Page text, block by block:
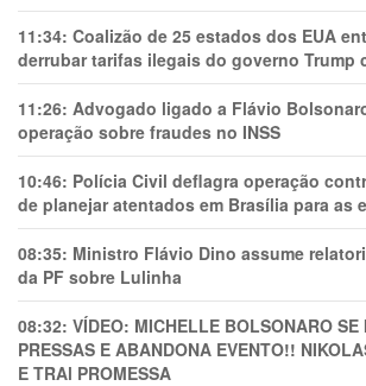
11:34: Coalizão de 25 estados dos EUA
derrubar tarifas ilegais do governo Trump
11:26: Advogado ligado a Flávio
operação sobre fraudes no INSS
10:46: Polícia Civil deflagra operação
de planejar atentados em Brasília para as
08:35: Ministro Flávio Dino assume
da PF sobre Lulinha
08:32: VÍDEO: MICHELLE BOLSONARO SE
PRESSAS E ABANDONA EVENTO!!
E TRAl PROMESSA